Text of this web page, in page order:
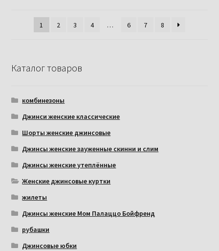
1
2 3 4 … 6 7 8
Каталог товаров
комбинезоны
Джинси женские классические
Шорты женские джинсовые
Джинсы женские зауженные скинни и слим
Джинсы женские утеплённые
Женские джинсовые куртки
жилеты
Джинсы женские Мом Палаццо Бойфренд
рубашки
Джинсовые юбки